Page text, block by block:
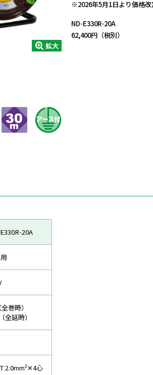
拡大
※2026年5月1日より価格改
ND-E330R-20A
62,400円（税別）
20A
巻時）
全延時）
2.0mm²✕4心